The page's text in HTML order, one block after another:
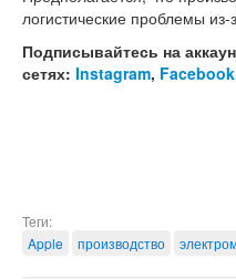
логистические проблемы
Подписывайтесь на
сетях: Instagram, Facebook
Теги:
Apple
производство